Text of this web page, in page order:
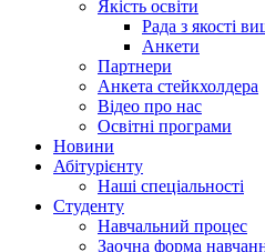
Якість освіти
Рада з якості
Анкети
Партнери
Анкета стейкхолдера
Відео про нас
Освітні програми
Hовини
Абітурієнту
Наші спеціальності
Студенту
Навчальний процес
Заочна форма